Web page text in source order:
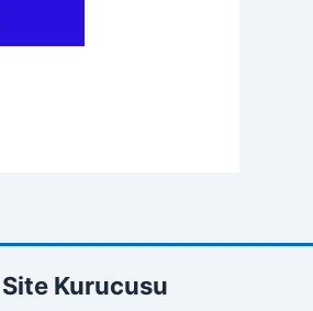
Site Kurucusu